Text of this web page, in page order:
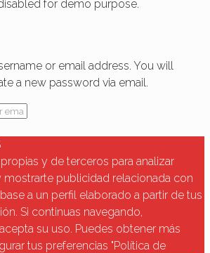
for demo purpose.
or email address. You will
a new password via email.
y de terceros para analizar
mostrarte publicidad relacionada con
a un perfil elaborado a partir de tus
Si continuas navegando,
su uso. Puedes obtener más
tus preferencias "Política de